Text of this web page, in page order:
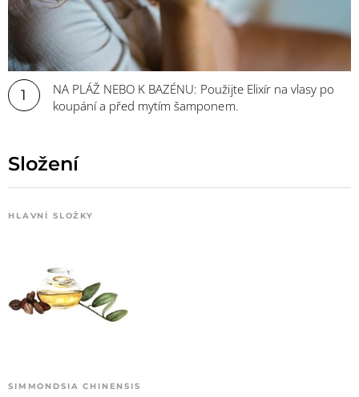
1
NA PLÁŽ NEBO K BAZÉNU: Použijte Elixír na vlasy po
koupání a před mytím šamponem.
Složení
HLAVNÍ SLOŽKY
SIMMONDSIA CHINENSIS